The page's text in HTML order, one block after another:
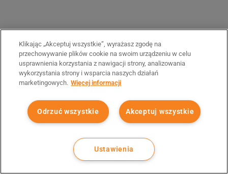
Klikając „Akceptuj wszystkie”, wyrażasz zgodę na
przechowywanie plików cookie na swoim urządzeniu w celu
usprawnienia korzystania z nawigacji strony, analizowania
wykorzystania strony i wsparcia naszych działań
marketingowych. Więcej informacji
Akceptuj wszystkie
Odrzuć wszystkie
Ustawienia